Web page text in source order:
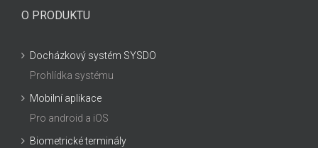
O PRODUKTU
Docházkový systém SYSDO
Prohlídka systému
Mobilní aplikace
Pro android a iOS
Biometrické terminály